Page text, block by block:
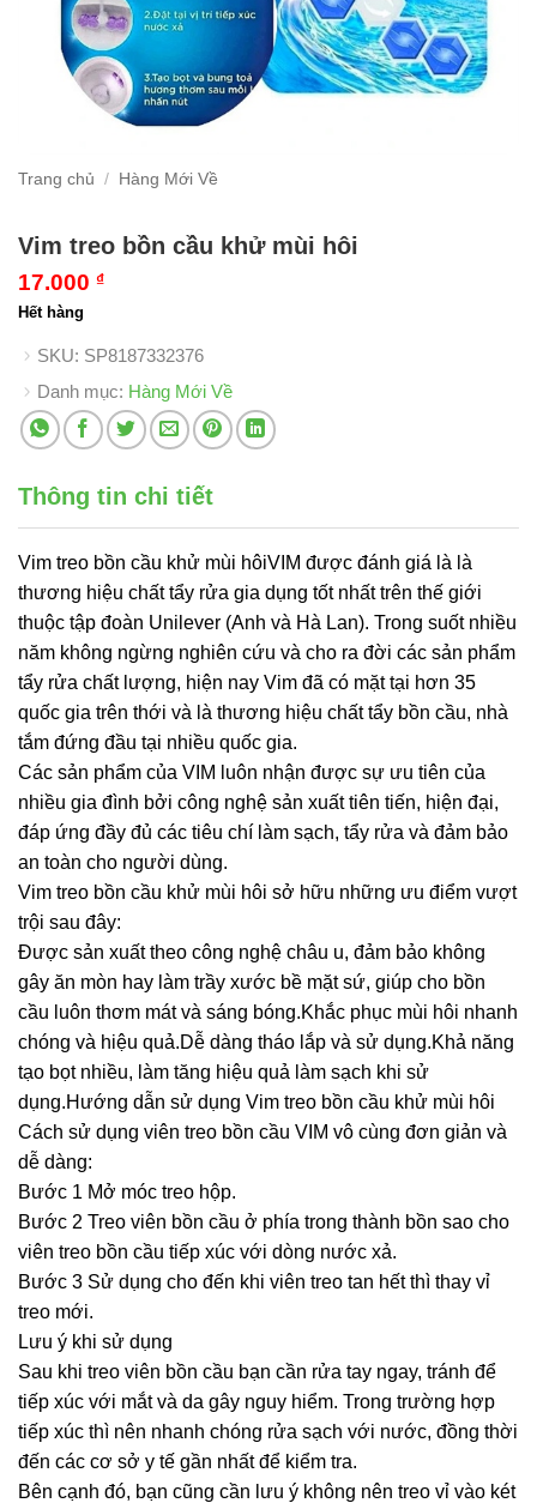
Trang chủ / Hàng Mới Về
Vim treo bồn cầu khử mùi hôi
17.000 ₫
Hết hàng
SKU: SP8187332376
Danh mục: Hàng Mới Về
Thông tin chi tiết
Vim treo bồn cầu khử mùi hôiVIM được đánh giá là là
thương hiệu chất tẩy rửa gia dụng tốt nhất trên thế giới
thuộc tập đoàn Unilever (Anh và Hà Lan). Trong suốt nhiều
năm không ngừng nghiên cứu và cho ra đời các sản phẩm
tẩy rửa chất lượng, hiện nay Vim đã có mặt tại hơn 35
quốc gia trên thới và là thương hiệu chất tẩy bồn cầu, nhà
tắm đứng đầu tại nhiều quốc gia.
Các sản phẩm của VIM luôn nhận được sự ưu tiên của
nhiều gia đình bởi công nghệ sản xuất tiên tiến, hiện đại,
đáp ứng đầy đủ các tiêu chí làm sạch, tẩy rửa và đảm bảo
an toàn cho người dùng.
Vim treo bồn cầu khử mùi hôi sở hữu những ưu điểm vượt
trội sau đây:
Được sản xuất theo công nghệ châu u, đảm bảo không
gây ăn mòn hay làm trầy xước bề mặt sứ, giúp cho bồn
cầu luôn thơm mát và sáng bóng.Khắc phục mùi hôi nhanh
chóng và hiệu quả.Dễ dàng tháo lắp và sử dụng.Khả năng
tạo bọt nhiều, làm tăng hiệu quả làm sạch khi sử
dụng.Hướng dẫn sử dụng Vim treo bồn cầu khử mùi hôi
Cách sử dụng viên treo bồn cầu VIM vô cùng đơn giản và
dễ dàng:
Bước 1 Mở móc treo hộp.
Bước 2 Treo viên bồn cầu ở phía trong thành bồn sao cho
viên treo bồn cầu tiếp xúc với dòng nước xả.
Bước 3 Sử dụng cho đến khi viên treo tan hết thì thay vỉ
treo mới.
Lưu ý khi sử dụng
Sau khi treo viên bồn cầu bạn cần rửa tay ngay, tránh để
tiếp xúc với mắt và da gây nguy hiểm. Trong trường hợp
tiếp xúc thì nên nhanh chóng rửa sạch với nước, đồng thời
đến các cơ sở y tế gần nhất để kiểm tra.
Bên cạnh đó, bạn cũng cần lưu ý không nên treo vỉ vào két